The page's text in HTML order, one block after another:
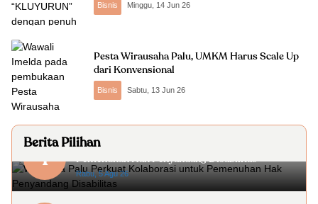
Bisnis Minggu, 14 Jun 26
Pesta Wirausaha Palu, UMKM Harus Scale Up
dari Konvensional
Bisnis Sabtu, 13 Jun 26
Berita Pilihan
1
Wali Kota Palu Perkuat Kolaborasi untuk
Pemenuhan Hak Penyandang Disabilitas
Rabu, 5 Agu 26